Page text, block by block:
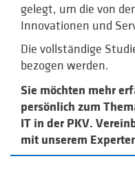
gelegt, um die von
Innovationen und
Die vollständige
bezogen werden.
Sie möchten mehr
persönlich zum
IT in der PKV.
mit unserem